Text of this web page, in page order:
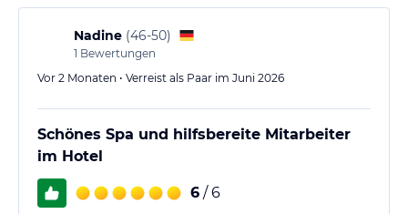
Nadine (46-50)
1 Bewertungen
Vor 2 Monaten • Verreist als Paar im Juni 2026
Schönes Spa und hilfsbereite Mitarbeiter
im Hotel
6 / 6